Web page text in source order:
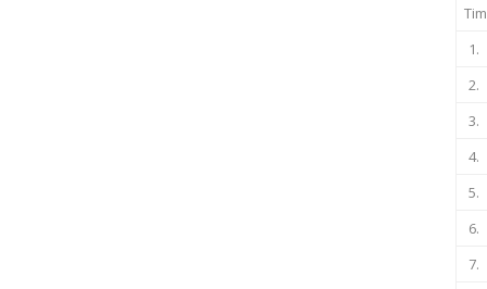
1.
2.
3.
4.
5.
6.
7.